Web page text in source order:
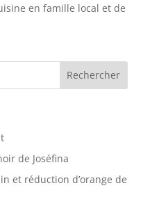
en famille local et de
de Joséfina
et réduction d’orange de